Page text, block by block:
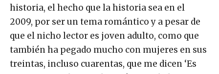
historia, el hecho que la historia sea en el
2009, por ser un tema romántico y a pesar de
que el nicho lector es joven adulto, como que
también ha pegado mucho con mujeres en sus
treintas, incluso cuarentas, que me dicen ‘Es